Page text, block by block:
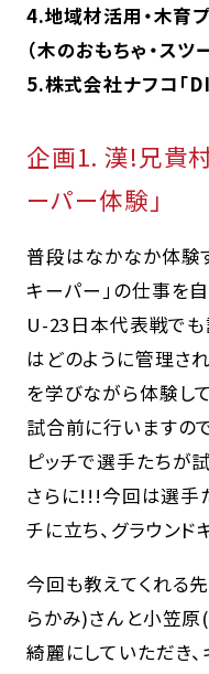
4.地域材活用・木育
（木のおもちゃ・スツ
5.株式会社ナフコ「
企画1. 漢!兄貴
ーパー体験」
普段はなかなか体験
キーパー」の仕事を
U-23日本代表戦でも
はどのように管理さ
を学びながら体験し
試合前に行いますの
ピッチで選手たちが
さらに!!!今回は選手
チに立ち、グラウン
今回も教えてくれる
らかみ)さんと小笠
綺麗にしていただき